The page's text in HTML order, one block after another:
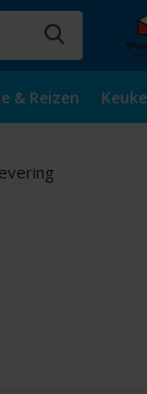
& Reizen